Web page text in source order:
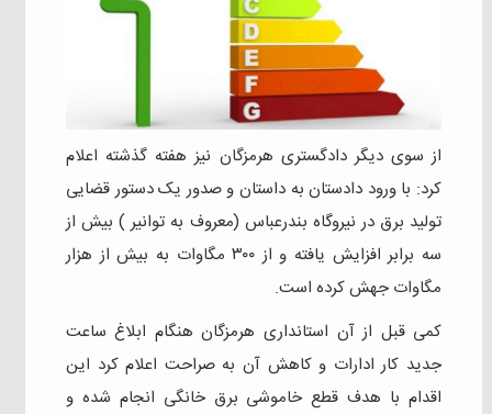
از سوی دیگر دادگستری هرمزگان نیز هفته گذشته اعلام
کرد: با ورود دادستان به داستان و‌ صدور یک‌ دستور قضایی
تولید برق در نیروگاه بندرعباس (معروف به توانیر ) بیش از
سه برابر افزایش یافته و از ۳۰۰ مگاوات به بیش از هزار
مگاوات جهش کرده است.
کمی قبل از آن استانداری هرمزگان هنگام ابلاغ ساعت
جدید کار ادارات و کاهش آن به صراحت اعلام کرد این
اقدام با هدف قطع خاموشی برق خانگی انجام شده و